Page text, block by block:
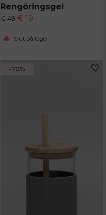
Rengöringsgel
€ 49 € 19
Slut på lager
-70%